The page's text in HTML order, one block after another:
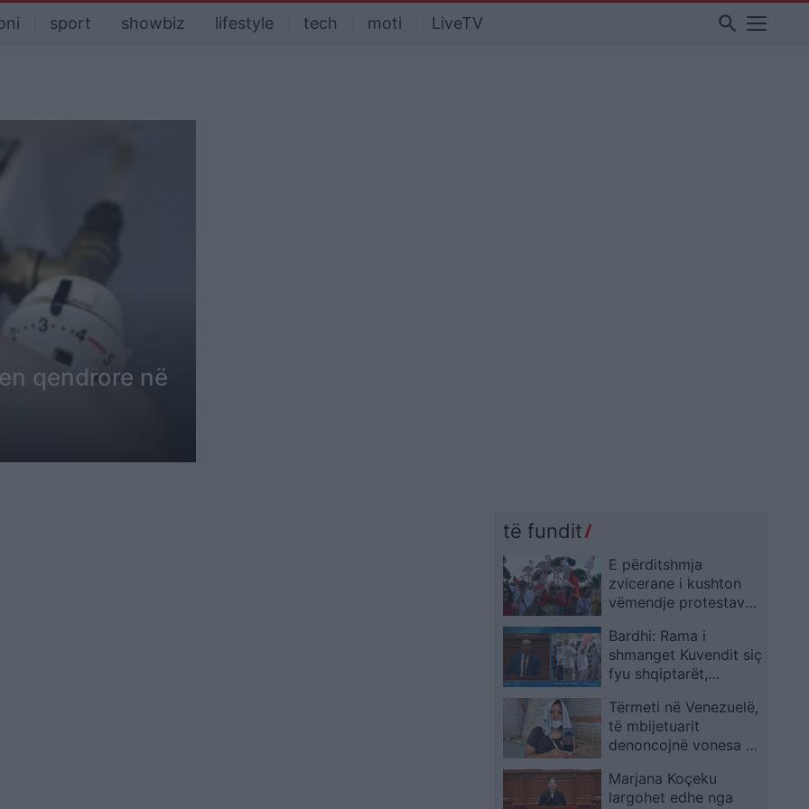
sport showbiz lifestyle tech moti LiveTV search
qendrore në
të fundit
E përditshmja
zvicerane i kushton
vëmendje protestave
largimi i Ramës
Bardhi: Rama i
shmanget Kuvendit siç
fyu shqiptarët,
menduar, por nuk
është i lirë
Tërmeti në Venezuelë,
të mbijetuarit
denoncojnë vonesa në
nën rrënoja
Marjana Koçeku
largohet edhe nga